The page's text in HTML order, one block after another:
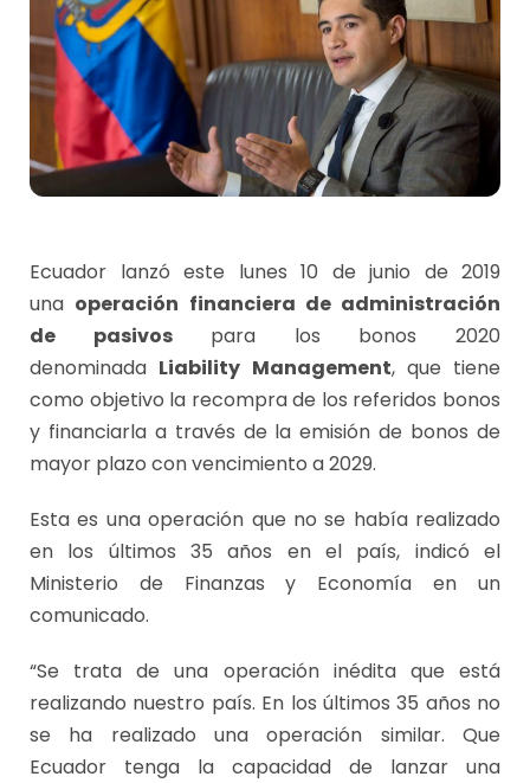
Ecuador lanzó este lunes 10 de junio de 2019
una operación financiera de administración
de pasivospara los bonos 2020
denominada Liability Management, que tiene
como objetivo la recompra de los referidos bonos
y financiarla a través de la emisión de bonos de
mayor plazo con vencimiento a 2029.
Esta es una operación que no se había realizado
en los últimos 35 años en el país, indicó el
Ministerio de Finanzas y Economía en un
comunicado.
“Se trata de una operación inédita que está
realizando nuestro país. En los últimos 35 años no
se ha realizado una operación similar. Que
Ecuador tenga la capacidad de lanzar una